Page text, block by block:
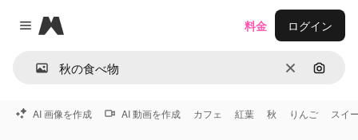
Close menu
Magnific
消去 画像で
料金 ログイン
AI 画像を作成 AI 動画を作成 カフェ 紅葉 秋 りんご スイ